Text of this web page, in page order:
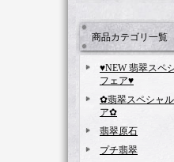
商品カテゴリ一覧
♥NEW 翡翠スペ
フェア♥
✿翡翠スペシャ
ア✿
翡翠原石
プチ翡翠